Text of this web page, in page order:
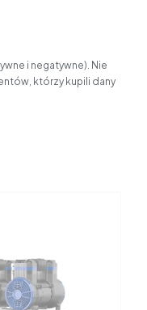
i negatywne). Nie
którzy kupili dany